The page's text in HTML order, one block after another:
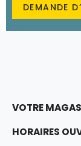
DEMANDE
VOTRE
HORAIRES